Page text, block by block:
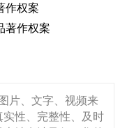
作权案
著作权案
片、文字、视频来
性、完整性、及时